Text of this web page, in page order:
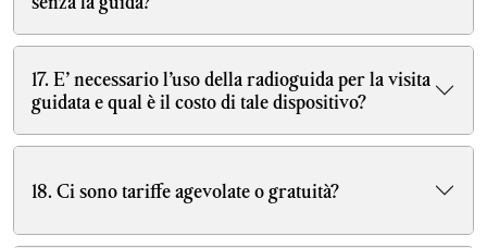
17. E’ necessario l’uso della radioguida per la visita
guidata e qual è il costo di tale dispositivo?
18. Ci sono tariffe agevolate o gratuità?